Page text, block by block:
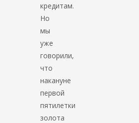
кредитам.
Но
мы
уже
говорили,
что
накануне
первой
пятилетки
золота